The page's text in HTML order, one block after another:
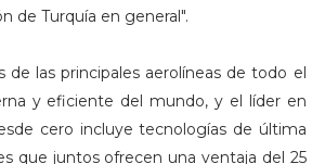
de Turquía en general".
las principales aerolíneas de todo el
y eficiente del mundo, y el líder en
cero incluye tecnologías de última
que juntos ofrecen una ventaja del 25